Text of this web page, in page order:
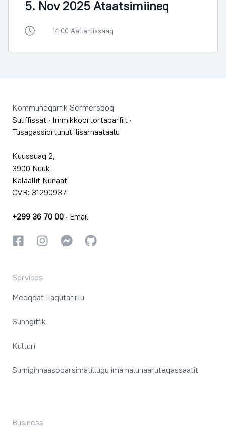
5. Nov 2025 Ataatsimiineq
14:00 Aallartissaaq
Kommuneqarfik Sermersooq
Suliffissat · Immikkoortortaqarfiit ·
Tusagassiortunut ilisarnaataalu
Kuussuaq 2,
3900 Nuuk
Kalaallit Nunaat
CVR: 31290937
+299 36 70 00 · Email
FacebookkiInstagrammiInstagrammi
GitHub
Services
Meeqqat Ilaqutariillu
Sunngiffik
Kulturi
Sumiginnaasoqarsimatillugu ima nalunaaruteqassaatit
Business